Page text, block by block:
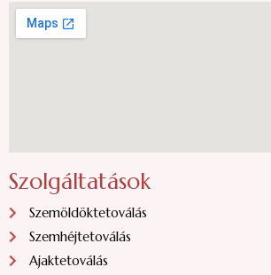
Szolgáltatások
Szemöldöktetoválás
Szemhéjtetoválás
Ajaktetoválás